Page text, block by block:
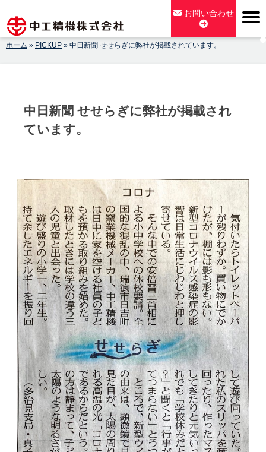
content
お問い合わせ
ホーム » PICKUP » 中日新聞 せせらぎに弊社が掲載されています。
中日新聞 せせらぎに弊社が掲載され
ています。